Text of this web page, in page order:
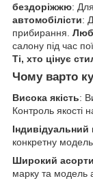
бездоріжжю:
автомобілісти:
прибирання.
салону під час
Ті, хто цінує
Чому варто
Висока якість:
Контроль якості
Індивідуальний
конкретну модель
Широкий
марку та модель